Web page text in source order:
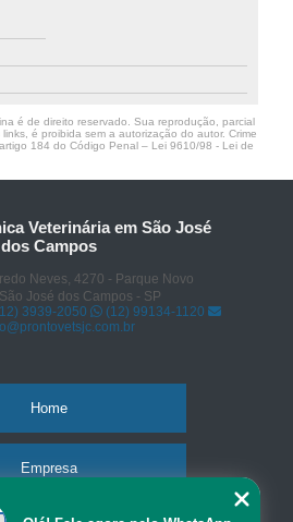
é de direito reservado. Sua reprodução, parcial
é proibida sem a autorização do autor. Crime
184 do Código Penal – Lei 9610/98 - Lei de
Veterinária em São José
dos Campos
Neves, 4270 - Parque Novo
José dos Campos - SP
3939-2050
(12) 99134-1120
Home
Empresa